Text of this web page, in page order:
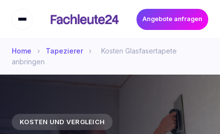
Angebote anfragen
Home › Tapezierer ›
Kosten Glasfasertapete
anbringen
KOSTEN UND VERGLEICH